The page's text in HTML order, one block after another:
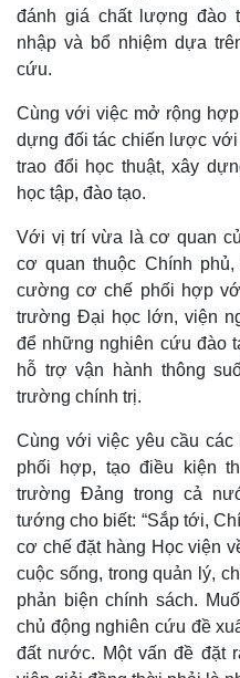
Thế giới thể thao
eSports
Hậu trường
Doanh nghiệp
Thông tin doanh nghiệp
Doanh nghiệp 24h
Doanh nhân
đánh giá chất lượng đào
nhập và bổ nhiệm dựa
cứu.
Cùng với việc mở rộng
dựng đối tác chiến lược
trao đổi học thuật, xây
học tập, đào tạo.
Với vị trí vừa là cơ quan
cơ quan thuộc Chính
cường cơ chế phối hợp
trường Đại học lớn, viện
để những nghiên cứu đào
hỗ trợ vận hành thông
trường chính trị.
Cùng với việc yêu cầu
phối hợp, tạo điều kiện
trường Đảng trong cả
tướng cho biết: “Sắp tới,
cơ chế đặt hàng Học viện
cuộc sống, trong quản lý,
phản biện chính sách.
chủ động nghiên cứu đề
đất nước. Một vấn đề đặt